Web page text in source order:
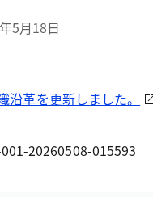
5月18日
沿革を更新しました。
20260508-015593